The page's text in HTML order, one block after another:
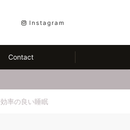
Instagram
Contact
効率の良い睡眠